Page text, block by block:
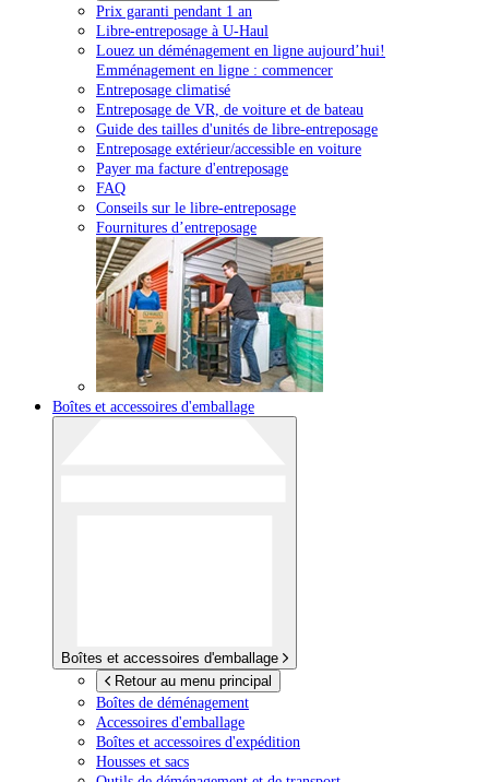
Prix garanti pendant 1 an
Libre-entreposage à U-Haul
Louez un déménagement en ligne aujourd’hui!
Emménagement en ligne : commencer
Entreposage climatisé
Entreposage de VR, de voiture et de bateau
Guide des tailles d'unités de libre-entreposage
Entreposage extérieur/accessible en voiture
Payer ma facture d'entreposage
FAQ
Conseils sur le libre-entreposage
Fournitures d’entreposage
Boîtes et accessoires d'emballage
Boîtes et accessoires d'emballage
Retour au menu principal
Boîtes de déménagement
Accessoires d'emballage
Boîtes et accessoires d'expédition
Housses et sacs